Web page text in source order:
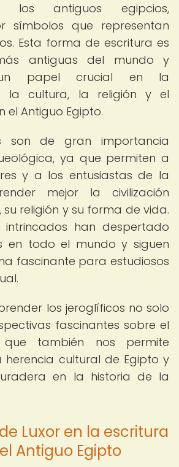
los antiguos egipcios,
símbolos que representan
Esta forma de escritura es
antiguas del mundo y
un papel crucial en la
la cultura, la religión y el
el Antiguo Egipto.
son de gran importancia
ya que permiten a
y a los entusiastas de la
mejor la civilización
religión y su forma de vida.
intrincados han despertado
en todo el mundo y siguen
fascinante para estudiosos
los jeroglíficos no solo
fascinantes sobre el
también nos permite
cultural de Egipto y
en la historia de la
Luxor en la escritura
Antiguo Egipto